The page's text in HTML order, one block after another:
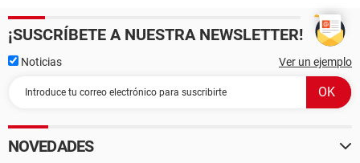
¡SUSCRÍBETE A NUESTRA NEWSLETTER!
Noticias Ver un ejemplo
NOVEDADES